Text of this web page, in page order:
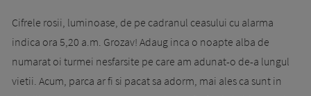
Cifrele rosii, luminoase, de pe cadranul ceasului cu alarma
indica ora 5,20 a.m. Grozav! Adaug inca o noapte alba de
numarat oi turmei nesfarsite pe care am adunat-o de-a lungul
vietii. Acum, parca ar fi si pacat sa adorm, mai ales ca sunt in